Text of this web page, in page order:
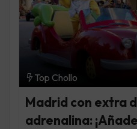
Top Chollo
Madrid con extra
adrenalina: